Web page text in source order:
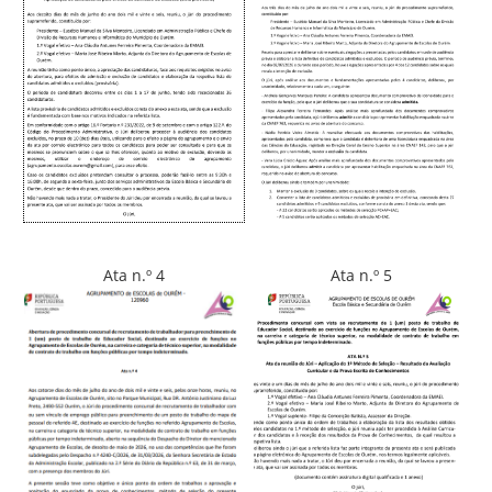
Ata n.º 4 Ata n.º 5